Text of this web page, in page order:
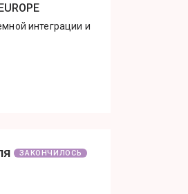
интеграции и
ЗАКОНЧИЛОСЬ